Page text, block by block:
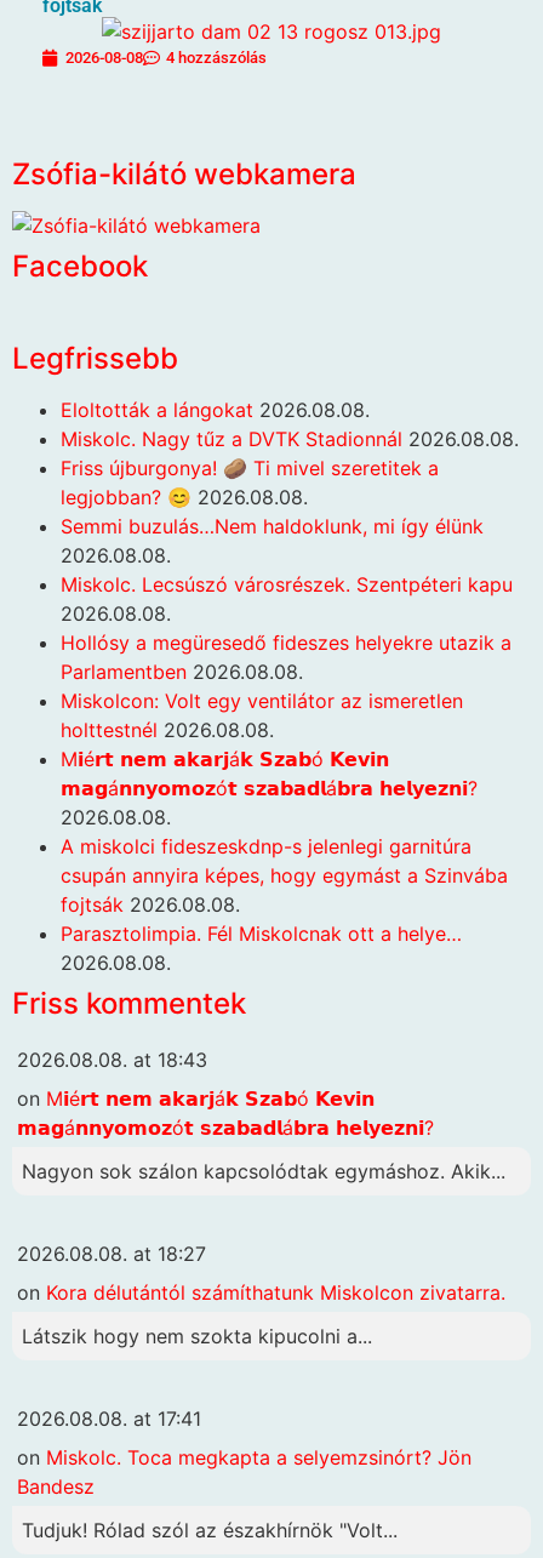
fojtsák
2026-08-08 4 hozzászólás
Zsófia-kilátó webkamera
Facebook
Legfrissebb
Eloltották a lángokat 2026.08.08.
Miskolc. Nagy tűz a DVTK Stadionnál 2026.08.08.
Friss újburgonya! 🥔 Ti mivel szeretitek a
legjobban? 😊 2026.08.08.
Semmi buzulás…Nem haldoklunk, mi így élünk
2026.08.08.
Miskolc. Lecsúszó városrészek. Szentpéteri kapu
2026.08.08.
Hollósy a megüresedő fideszes helyekre utazik a
Parlamentben 2026.08.08.
Miskolcon: Volt egy ventilátor az ismeretlen
holttestnél 2026.08.08.
M𝗶é𝗿𝘁 𝗻𝗲𝗺 𝗮𝗸𝗮𝗿𝗷á𝗸 𝗦𝘇𝗮𝗯ó 𝗞𝗲𝘃𝗶𝗻
𝗺𝗮𝗴á𝗻𝗻𝘆𝗼𝗺𝗼𝘇ó𝘁 𝘀𝘇𝗮𝗯𝗮𝗱𝗹á𝗯𝗿𝗮 𝗵𝗲𝗹𝘆𝗲𝘇𝗻𝗶?
2026.08.08.
A miskolci fideszeskdnp-s jelenlegi garnitúra
csupán annyira képes, hogy egymást a Szinvába
fojtsák 2026.08.08.
Parasztolimpia. Fél Miskolcnak ott a helye…
2026.08.08.
Friss kommentek
2026.08.08. at 18:43
on M𝗶é𝗿𝘁 𝗻𝗲𝗺 𝗮𝗸𝗮𝗿𝗷á𝗸 𝗦𝘇𝗮𝗯ó 𝗞𝗲𝘃𝗶𝗻
𝗺𝗮𝗴á𝗻𝗻𝘆𝗼𝗺𝗼𝘇ó𝘁 𝘀𝘇𝗮𝗯𝗮𝗱𝗹á𝗯𝗿𝗮 𝗵𝗲𝗹𝘆𝗲𝘇𝗻𝗶?
Nagyon sok szálon kapcsolódtak egymáshoz. Akik...
2026.08.08. at 18:27
on Kora délutántól számíthatunk Miskolcon zivatarra.
Látszik hogy nem szokta kipucolni a...
2026.08.08. at 17:41
on Miskolc. Toca megkapta a selyemzsinórt? Jön
Bandesz
Tudjuk! Rólad szól az északhírnök "Volt...